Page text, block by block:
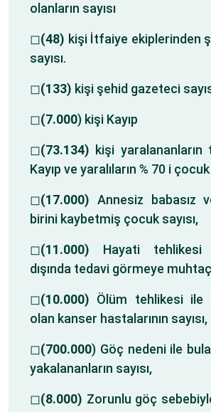
olanların sayısı
◻(48) kişi İtfaiye ekiplerinden
sayısı.
◻(133) kişi şehid gazeteci
◻(7.000) kişi Kayıp
◻(73.134) kişi yaralananların
Kayıp ve yaralıların % 70 i
◻(17.000) Annesiz babasız
birini kaybetmiş çocuk sayısı,
◻(11.000) Hayati tehlikesi
dışında tedavi görmeye
◻(10.000) Ölüm tehlikesi ile
olan kanser hastalarının sayısı,
◻(700.000) Göç nedeni ile
yakalananların sayısı,
◻(8.000) Zorunlu göç